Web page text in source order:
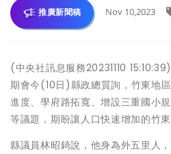
推廣新聞稿 Nov 10,2023
(中央社訊息服務20231110
期會今(10日)縣政總質詢，竹東地
進度、學府路拓寬、增設三重國小
等議題，期盼讓人口快速增加的竹東
縣議員林昭錡說，他身為外五里人